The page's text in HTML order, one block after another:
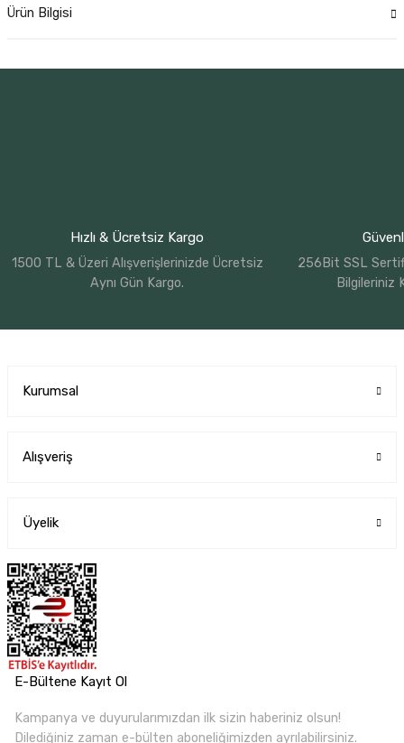
Ürün Bilgisi
Hızlı & Ücretsiz Kargo
1500 TL & Üzeri Alışverişlerinizde Ücretsiz
Aynı Gün Kargo.
256Bit SSL
Bilgileriniz
Kurumsal
Alışveriş
Üyelik
E-Bültene Kayıt Ol
Kampanya ve duyurularımızdan ilk sizin haberiniz olsun!
Dilediğiniz zaman e-bülten aboneliğimizden ayrılabilirsiniz.